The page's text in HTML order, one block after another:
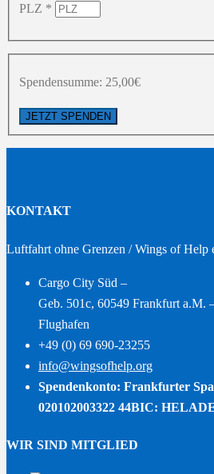
PLZ *
Spendensumme: 25,00€
KONTAKT
Luftfahrt ohne Grenzen / Wings of Help
Cargo City Süd –
Geb. 501c, 60549 Frankfurt a.M.
Flughafen
+49 (0) 69 690-23255
info@wingsofhelp.org
Spendenkonto: Frankfurter
020102003322 44BIC:
WIR SIND MITGLIED